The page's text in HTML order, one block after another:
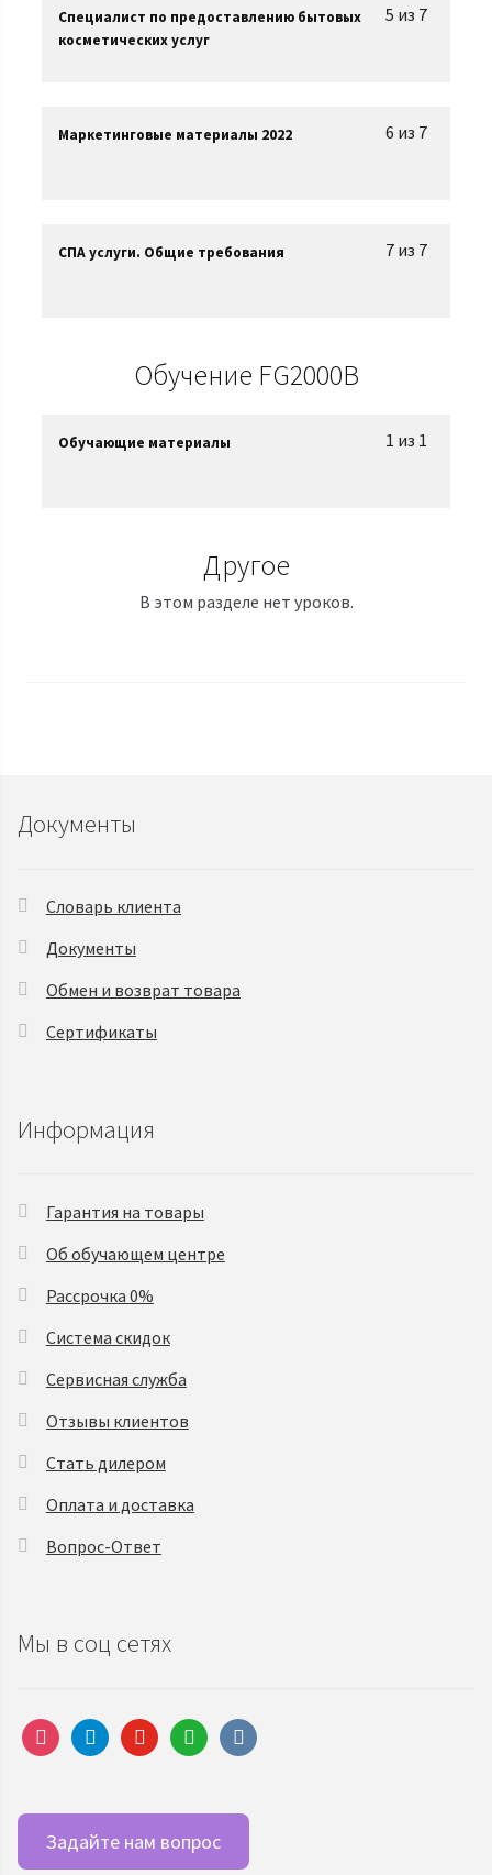
5 из 7
Специалист по предоставлению бытовых
косметических услуг
6 из 7
Маркетинговые материалы 2022
7 из 7
СПА услуги. Общие требования
Обучение FG2000B
1 из 1
Обучающие материалы
Другое
В этом разделе нет уроков.
Документы
Словарь клиента
Документы
Обмен и возврат товара
Сертификаты
Информация
Гарантия на товары
Об обучающем центре
Рассрочка 0%
Система скидок
Сервисная служба
Отзывы клиентов
Стать дилером
Оплата и доставка
Вопрос-Ответ
Мы в соц сетях
instagramtelegramyoutubewhatsappvkontakte
Задайте нам вопрос